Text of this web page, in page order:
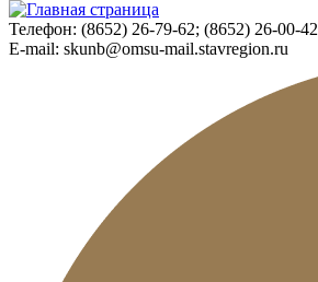
Телефон: (8652) 26-79-62; (8652) 26-00-42
E-mail: skunb@omsu-mail.stavregion.ru